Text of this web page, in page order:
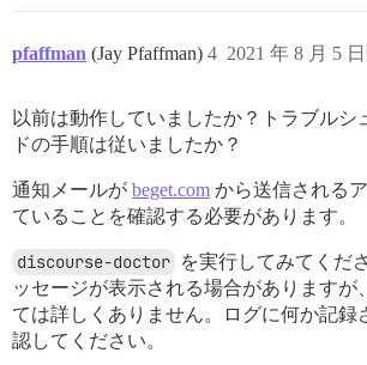
pfaffman (Jay Pfaffman) 2021 年 8 月 5
4
以前は動作していましたか？トラブルシ
ドの手順は従いましたか？
通知メールが beget.com から送信される
ていることを確認する必要があります。
discourse-doctor を実行してみてくだ
ッセージが表示される場合がありますが、
ては詳しくありません。ログに何か記録
認してください。